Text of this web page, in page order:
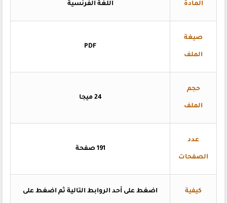
المادة اللغة الفرنسية
صيغة
الملف
PDF
حجم
الملف
عدد
الصفحات
كيفية اضغط على أحد الروابط التالية ثم اضغط على